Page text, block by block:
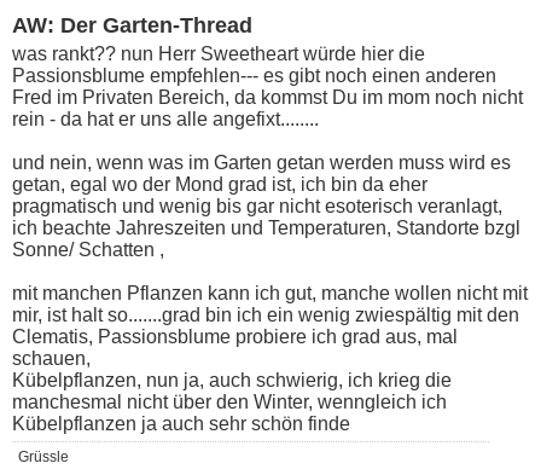
AW: Der Garten-Thread
was rankt?? nun Herr Sweetheart würde hier die
Passionsblume empfehlen--- es gibt noch einen anderen
Fred im Privaten Bereich, da kommst Du im mom noch nicht
rein - da hat er uns alle angefixt........
und nein, wenn was im Garten getan werden muss wird es
getan, egal wo der Mond grad ist, ich bin da eher
pragmatisch und wenig bis gar nicht esoterisch veranlagt,
ich beachte Jahreszeiten und Temperaturen, Standorte bzgl
Sonne/ Schatten ,
mit manchen Pflanzen kann ich gut, manche wollen nicht mit
mir, ist halt so.......grad bin ich ein wenig zwiespältig mit den
Clematis, Passionsblume probiere ich grad aus, mal
schauen,
Kübelpflanzen, nun ja, auch schwierig, ich krieg die
manchesmal nicht über den Winter, wenngleich ich
Kübelpflanzen ja auch sehr schön finde
Grüssle